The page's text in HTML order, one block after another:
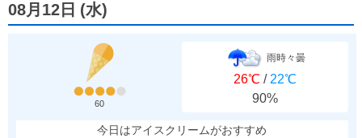
08月12日 (水)
60
雨時々曇
26℃ / 22℃
90%
今日はアイスクリームがおすすめ